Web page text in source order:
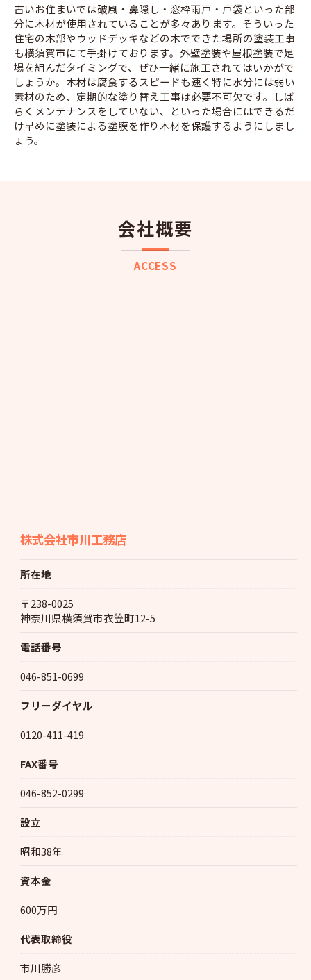
古いお住まいでは破風・鼻隠し・窓枠雨戸・戸袋といった部
分に木材が使用されていることが多々あります。そういった
住宅の木部やウッドデッキなどの木でできた場所の塗装工事
も横須賀市にて手掛けております。外壁塗装や屋根塗装で足
場を組んだタイミングで、ぜひ一緒に施工されてはいかがで
しょうか。木材は腐食するスピードも速く特に水分には弱い
素材のため、定期的な塗り替え工事は必要不可欠です。しば
らくメンテナンスをしていない、といった場合にはできるだ
け早めに塗装による塗膜を作り木材を保護するようにしまし
ょう。
会社概要
ACCESS
株式会社市川工務店
所在地
〒238-0025
神奈川県横須賀市衣笠町12-5
電話番号
046-851-0699
フリーダイヤル
0120-411-419
FAX番号
046-852-0299
設立
昭和38年
資本金
600万円
代表取締役
市川勝彦